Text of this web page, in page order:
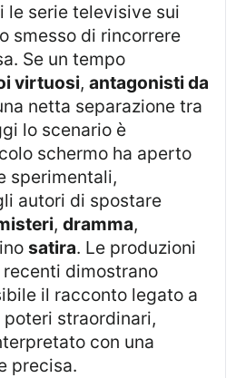
le serie televisive sui
smesso di rincorrere
Se un tempo
virtuosi,antagonisti da
netta separazione tra
lo scenario è
schermo ha aperto
sperimentali,
autori di spostare
,dramma,
satira. Le produzioni
dimostrano
il racconto legato a
straordinari,
con una
precisa.